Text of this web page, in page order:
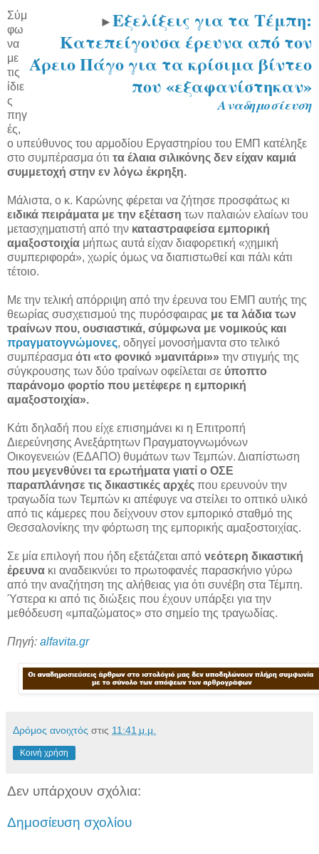
►Εξελίξεις για τα Τέμπη:
Κατεπείγουσα έρευνα από τον
Άρειο Πάγο για τα κρίσιμα βίντεο
που «εξαφανίστηκαν»
Αναδημοσίευση
Σύμ
φω
να
με
τις
ίδιε
ς
πηγ
ές,
ο υπεύθυνος του αρμοδίου Εργαστηρίου του ΕΜΠ κατέληξε
στο συμπέρασμα ότι τα έλαια σιλικόνης δεν είχαν καμιά
συμμετοχή στην εν λόγω έκρηξη.
Μάλιστα, ο κ. Καρώνης φέρεται να ζήτησε προσφάτως κι
ειδικά πειράματα με την εξέταση των παλαιών ελαίων του
μετασχηματιστή από την καταστραφείσα εμπορική
αμαξοστοιχία μήπως αυτά είχαν διαφορετική «χημική
συμπεριφορά», χωρίς όμως να διαπιστωθεί και πάλι κάτι
τέτοιο.
Με την τελική απόρριψη από την έρευνα του ΕΜΠ αυτής της
θεωρίας συσχετισμού της πυρόσφαιρας με τα λάδια των
τραίνων που, ουσιαστικά, σύμφωνα με νομικούς και
πραγματογνώμονες, οδηγεί μονοσήμαντα στο τελικό
συμπέρασμα ότι «το φονικό »μανιτάρι»» την στιγμής της
σύγκρουσης των δύο τραίνων οφείλεται σε ύποπτο
παράνομο φορτίο που μετέφερε η εμπορική
αμαξοστοιχία».
Κάτι δηλαδή που είχε επισημάνει κι η Επιτροπή
Διερεύνησης Ανεξάρτητων Πραγματογνωμόνων
Οικογενειών (ΕΔΑΠΟ) θυμάτων των Τεμπών. Διαπίστωση
που μεγενθύνει τα ερωτήματα γιατί ο ΟΣΕ
παραπλάνησε τις δικαστικές αρχές που ερευνούν την
τραγωδία των Τεμπών κι απέφυγε να στείλει το οπτικό υλικό
από τις κάμερες που δείχνουν στον εμπορικό σταθμό της
Θεσσαλονίκης την φόρτωση της εμπορικής αμαξοστοιχίας.
Σε μία επιλογή που ήδη εξετάζεται από νεότερη δικαστική
έρευνα κι αναδεικνύει το πρωτοφανές παρασκήνιο γύρω
από την αναζήτηση της αλήθειας για ότι συνέβη στα Τέμπη.
Ύστερα κι από τις διώξεις που έχουν υπάρξει για την
μεθόδευση «μπαζώματος» στο σημείο της τραγωδίας.
Πηγή: alfavita.gr
Δρόμος ανοιχτός στις 11:41 μ.μ.
Κοινή χρήση
Δεν υπάρχουν σχόλια:
Δημοσίευση σχολίου